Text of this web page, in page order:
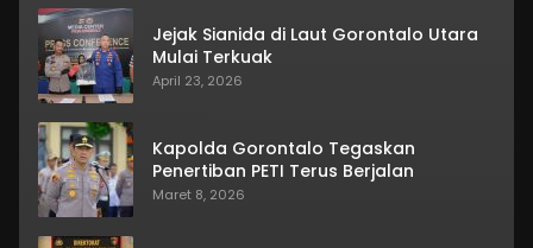
Jejak Sianida di Laut Gorontalo Utara
Mulai Terkuak
April 23, 2026
Kapolda Gorontalo Tegaskan
Penertiban PETI Terus Berjalan
Maret 8, 2026